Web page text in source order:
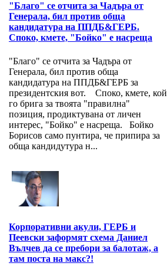
"Благо" се отчита за Чадъра от
Генерала, бил против обща
кандидатура на ППДБ&ГЕРБ.
Споко, кмете, "Бойко" е насреща
"Благо" се отчита за Чадъра от
Генерала, бил против обща
кандидатура на ППДБ&ГЕРБ за
президентския вот. Споко, кмете, кой
го брига за твоята "правилна"
позиция, продиктувана от личен
интерес, "Бойко" е насреща. Бойко
Борисов само пунтира, че припира за
обща кандидутура н...
Корпоративни акули, ГЕРБ и
Пеевски заформят схема Даниел
Вълчев да се пребори за балотаж, а
там поста на макс?!